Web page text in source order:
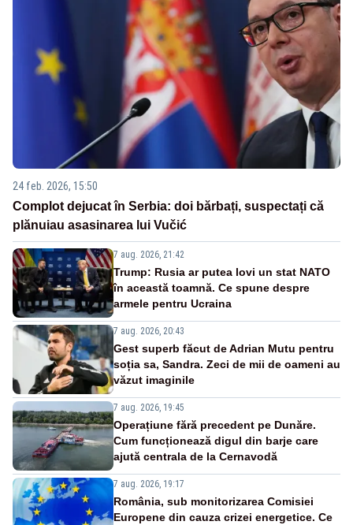
24 feb. 2026, 15:50
Complot dejucat în Serbia: doi bărbați, suspectați că
plănuiau asasinarea lui Vučić
7 aug. 2026, 21:42
Trump: Rusia ar putea lovi un stat NATO
în această toamnă. Ce spune despre
armele pentru Ucraina
7 aug. 2026, 20:43
Gest superb făcut de Adrian Mutu pentru
soția sa, Sandra. Zeci de mii de oameni au
văzut imaginile
7 aug. 2026, 19:45
Operațiune fără precedent pe Dunăre.
Cum funcționează digul din barje care
ajută centrala de la Cernavodă
7 aug. 2026, 19:17
România, sub monitorizarea Comisiei
Europene din cauza crizei energetice. Ce